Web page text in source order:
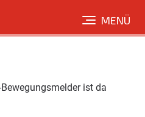
MENÜ
ist da